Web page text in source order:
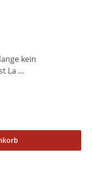
kein
La ...